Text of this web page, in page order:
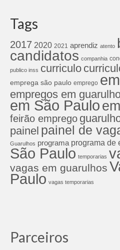
Tags
2017 2020 2021 aprendiz atento
candidatos companhia
publico inss curriculo
emprega são paulo emprego
empregos em
em São Paulo
feirão emprego
painel painel de
Guarulhos programa programa de
São Paulo temporarias
vagas em guarulhos
Paulo vagas temporarias
Parceiros